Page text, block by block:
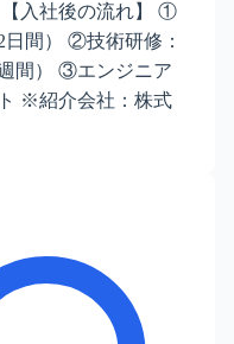
入社後の流れ】 ①
日間） ②技術研修：
間） ③エンジニア
※紹介会社：株式